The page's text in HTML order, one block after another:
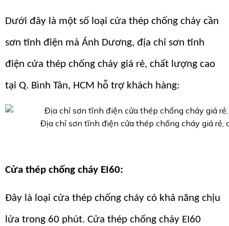
Dưới đây là một số loại cửa thép chống cháy cần
sơn tĩnh điện mà Ánh Dương, địa chỉ sơn tĩnh
điện cửa thép chống cháy giá rẻ, chất lượng cao
tại Q. Bình Tân, HCM hỗ trợ khách hàng:
Địa chỉ sơn tĩnh điện cửa thép chống cháy giá rẻ,
Cửa thép chống cháy EI60:
Đây là loại cửa thép chống cháy có khả năng chịu
lửa trong 60 phút. Cửa thép chống cháy EI60